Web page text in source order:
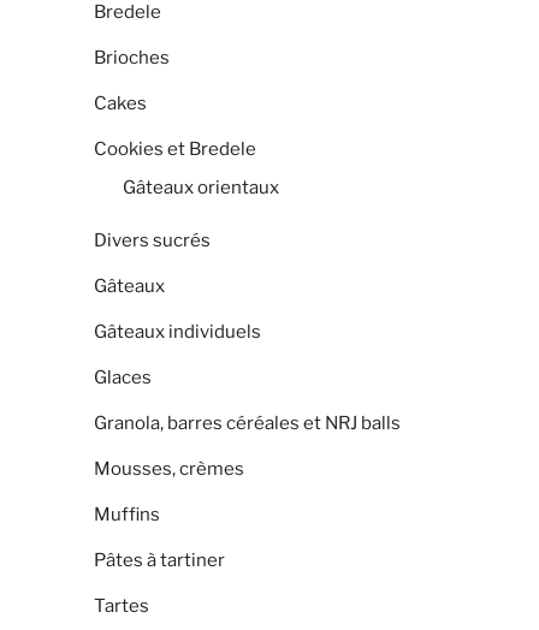
Bredele
Brioches
Cakes
Cookies et Bredele
Gâteaux orientaux
Divers sucrés
Gâteaux
Gâteaux individuels
Glaces
Granola, barres céréales et NRJ balls
Mousses, crèmes
Muffins
Pâtes à tartiner
Tartes